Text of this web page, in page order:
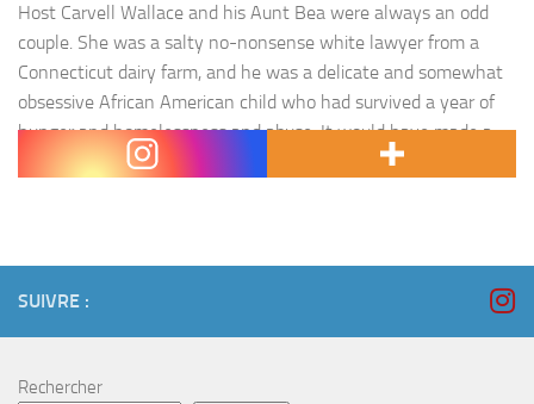
Host Carvell Wallace and his Aunt Bea were always an odd
couple. She was a salty no-nonsense white lawyer from a
Connecticut dairy farm, and he was a delicate and somewhat
obsessive African American child who had survived a year of
hunger and homelessness and abuse. It would have made a
great sitcom if it…
SUIVRE :
Rechercher